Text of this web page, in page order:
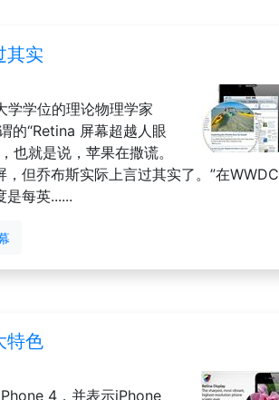
其实
学学位的理论物理学家
的“Retina 屏幕超越人眼
也就是说，苹果在撒谎。
但乔布斯实际上言过其实了。”在WWDC
是每英......
特色
4，并表示iPhone